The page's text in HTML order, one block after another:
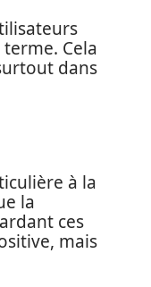
Cela
dans
à la
la
ces
mais